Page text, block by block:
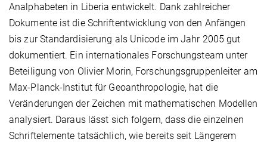
Analphabeten in Liberia entwickelt. Dank zahlreicher
Dokumente ist die Schriftentwicklung von den Anfängen
bis zur Standardisierung als Unicode im Jahr 2005 gut
dokumentiert. Ein internationales Forschungsteam unter
Beteiligung von Olivier Morin, Forschungsgruppenleiter am
Max-Planck-Institut für Geoanthropologie, hat die
Veränderungen der Zeichen mit mathematischen Modellen
analysiert. Daraus lässt sich folgern, dass die einzelnen
Schriftelemente tatsächlich, wie bereits seit Längerem